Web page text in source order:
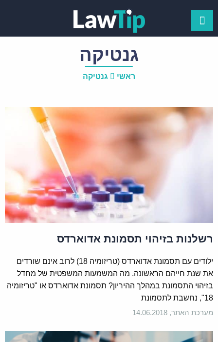
גנטיקה
ראשי גנטיקה
רשלנות בזיהוי תסמונת אדוארדס
ילודים עם תסמונת אדוארדס (טריזומיה 18) לרוב אינם שורדים
את שנת חייהם הראשונה. מה המשמעות המשפטית של מחדל
בזיהוי התסמונת במהלך ההיריון? תסמונת אדוארדס או "טריזומיה
18", נחשבת לתסמונת
מערכת האתר, 14.06.2018